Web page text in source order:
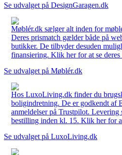
Se udvalget på DesignGaragen.dk
Møblér.dk sælger alt inden for
Deres prismatch gælder både på
butikker. De tilbyder desuden
finansiering. Klik her for at se deres
Se udvalget på Møblér.dk
Hos LuxoLiving.dk finder du
boligindretning. De er godkendt af
anmeldelser på Trustpilot. Levering
bestilling inden kl. 15. Klik her for
Se udvalget på LuxoLiving.dk